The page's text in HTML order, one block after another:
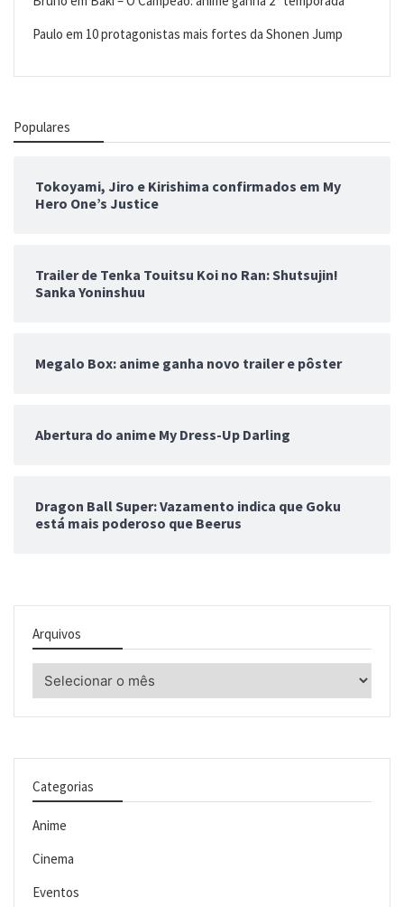
Paulo em 10 protagonistas mais fortes da Shonen Jump
Populares
Tokoyami, Jiro e Kirishima confirmados em My
Hero One’s Justice
Trailer de Tenka Touitsu Koi no Ran: Shutsujin!
Sanka Yoninshuu
Megalo Box: anime ganha novo trailer e pôster
Abertura do anime My Dress-Up Darling
Dragon Ball Super: Vazamento indica que Goku
está mais poderoso que Beerus
Arquivos
Categorias
Anime
Cinema
Eventos